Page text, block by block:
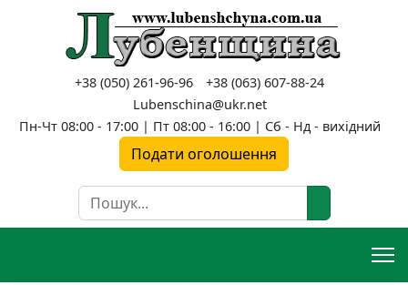
+38 (050) 261-96-96
+38 (063) 607-88-24
Lubenschina@ukr.net
Пн-Чт 08:00 - 17:00 | Пт 08:00 - 16:00 | Сб - Нд - вихідний
Подати оголошення
Пошук